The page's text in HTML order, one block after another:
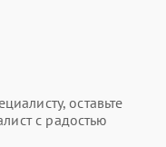
оставьте
с радостью